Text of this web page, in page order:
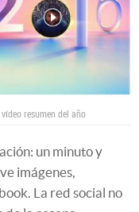
resumen del año
un minuto y
imágenes,
La red social no